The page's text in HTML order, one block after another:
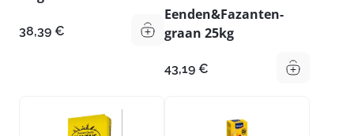
38,39 €
Eenden&Fazanten-
graan 25kg
43,19 €